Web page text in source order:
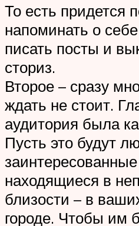
То есть придется
напоминать о
писать посты и
сториз.
Второе – сразу
ждать не стоит.
аудитория была
Пусть это будут
находящиеся в
близости – в
городе. Чтобы им